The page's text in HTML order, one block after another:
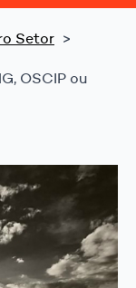
Setor
OSCIP ou